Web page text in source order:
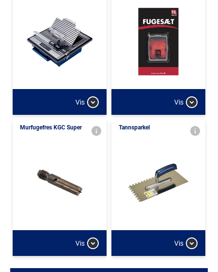
Vis Vis
Murfugefres KGC Super
Vis
Tannsparkel
Vis